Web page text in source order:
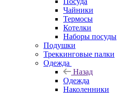
Чайники
Термосы
Котелки
Наборы посуды
Подушки
Треккинговые палки
Одежда
Назад
Одежда
Наколенники